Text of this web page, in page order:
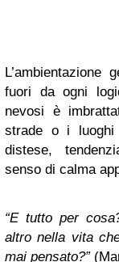
L’ambientazione
fuori da ogni
nevosi è
strade o i luoghi
distese,
senso di calma
“E tutto per
altro nella vita
mai pensato?”